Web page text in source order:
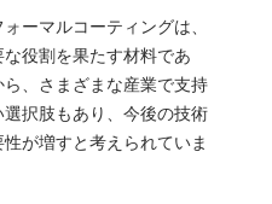
ーマルコーティングは、
役割を果たす材料であ
、さまざまな産業で支持
択肢もあり、今後の技術
が増すと考えられていま